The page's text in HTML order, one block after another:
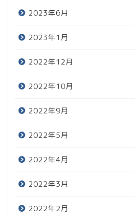
2023年6月
2023年1月
2022年12月
2022年10月
2022年9月
2022年5月
2022年4月
2022年3月
2022年2月